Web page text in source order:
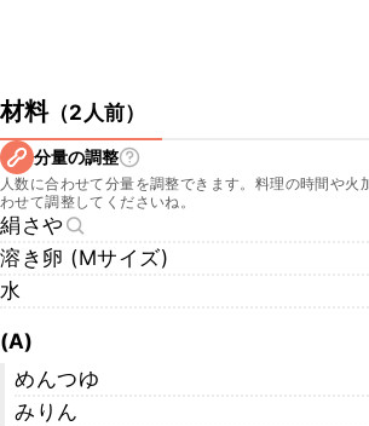
材料（2人前）
分量の調整
人数に合わせて分量を調整できます。料理の時間や火
わせて調整してくださいね。
絹さや
溶き卵 (Mサイズ)
水
(A)
めんつゆ
みりん